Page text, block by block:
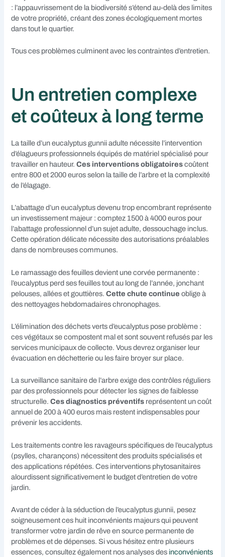
: l’appauvrissement de la biodiversité s’étend au-delà des limites
de votre propriété, créant des zones écologiquement mortes
dans tout le quartier.
Tous ces problèmes culminent avec les contraintes d’entretien.
Un entretien complexe
et coûteux à long terme
La taille d’un eucalyptus gunnii adulte nécessite l’intervention
d’élagueurs professionnels équipés de matériel spécialisé pour
travailler en hauteur.Ces interventions obligatoirescoûtent
entre 800 et 2000 euros selon la taille de l’arbre et la complexité
de l’élagage.
L’abattage d’un eucalyptus devenu trop encombrant représente
un investissement majeur : comptez 1500 à 4000 euros pour
l’abattage professionnel d’un sujet adulte, dessouchage inclus.
Cette opération délicate nécessite des autorisations préalables
dans de nombreuses communes.
Le ramassage des feuilles devient une corvée permanente :
l’eucalyptus perd ses feuilles tout au long de l’année, jonchant
pelouses, allées et gouttières.Cette chute continue oblige à
des nettoyages hebdomadaires chronophages.
L’élimination des déchets verts d’eucalyptus pose problème :
ces végétaux se compostent mal et sont souvent refusés par les
services municipaux de collecte. Vous devrez organiser leur
évacuation en déchetterie ou les faire broyer sur place.
La surveillance sanitaire de l’arbre exige des contrôles réguliers
par des professionnels pour détecter les signes de faiblesse
structurelle.Ces diagnostics préventifs représentent un coût
annuel de 200 à 400 euros mais restent indispensables pour
prévenir les accidents.
Les traitements contre les ravageurs spécifiques de l’eucalyptus
(psylles, charançons) nécessitent des produits spécialisés et
des applications répétées. Ces interventions phytosanitaires
alourdissent significativement le budget d’entretien de votre
jardin.
Avant de céder à la séduction de l’eucalyptus gunnii, pesez
soigneusement ces huit inconvénients majeurs qui peuvent
transformer votre jardin de rêve en source permanente de
problèmes et de dépenses. Si vous hésitez entre plusieurs
essences, consultez également nos analyses des inconvénients